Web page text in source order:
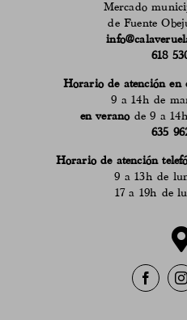
Mercado
de Fuente
618
Horario de atención en
9 a 14h de
en veranode 9 a
635
Horario de atención
9 a 13h de
17 a 19h de